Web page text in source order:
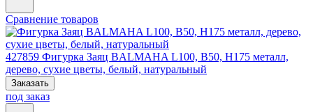
Сравнение товаров
427859 Фигурка Заяц BALMAHA L100, B50, H175 металл,
дерево, сухие цветы, белый, натуральный
Заказать
под заказ